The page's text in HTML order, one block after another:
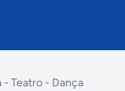
- Teatro - Dança